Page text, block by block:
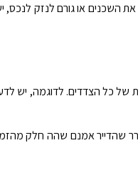
או גורם לנזק לנכס, יש
של כל הצדדים. לדוגמה, יש
שהדייר אמנם שהה חלק